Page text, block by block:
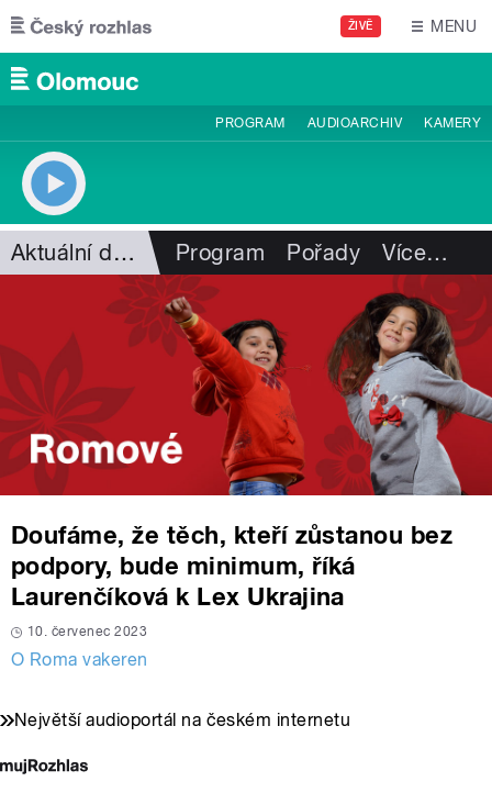
Přejít k hlavnímu obsahu
ŽIVĚ MENU
PROGRAM AUDIOARCHIV KAMERY
Aktuální dění Program Pořady Více…
Doufáme, že těch, kteří zůstanou bez
podpory, bude minimum, říká
Laurenčíková k Lex Ukrajina
10. červenec 2023
O Roma vakeren
Největší audioportál na českém internetu